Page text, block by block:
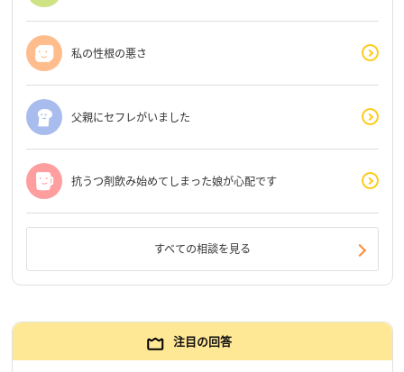
私の性根の悪さ
父親にセフレがいました
抗うつ剤飲み始めてしまった娘が心配です
すべての相談を見る
注目の回答